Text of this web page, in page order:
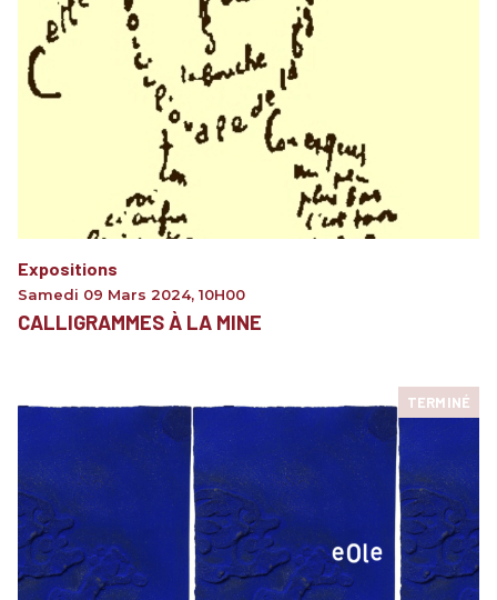
Expositions
Samedi 09 Mars 2024, 10H00
CALLIGRAMMES À LA MINE
TERMINÉ